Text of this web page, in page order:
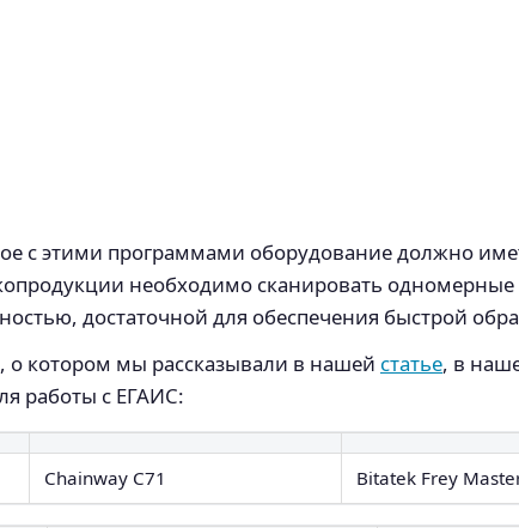
с этими программами оборудование должно
необходимо сканировать
достаточной для обеспечения быстрой
котором мы рассказывали в нашей статье, в
работы с ЕГАИС:
Chainway C71 Bitatek Frey